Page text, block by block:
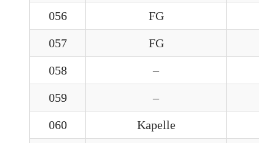
056 FG
057 FG
058 –
059 –
060 Kapelle